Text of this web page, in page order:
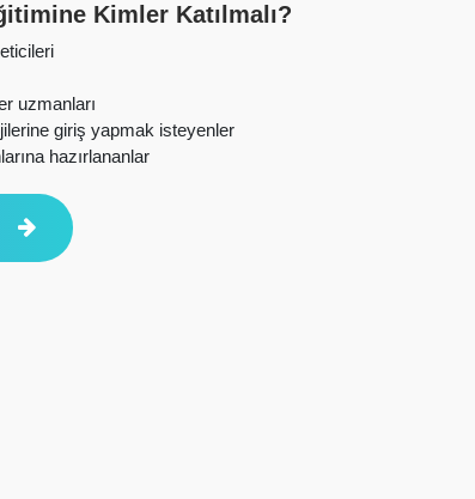
Kimler Katılmalı?
uzmanları
giriş yapmak isteyenler
hazırlananlar